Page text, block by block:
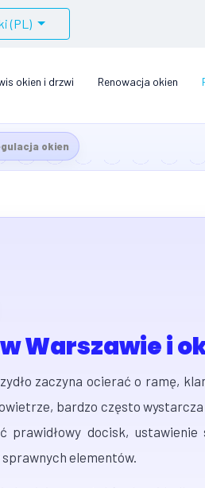
(PL)
okien i drzwi Renowacja okien
okien
Warszawie i
zaczyna ocierać o ramę,
bardzo często wystarcza
prawidłowy docisk, ustawienie
elementów.